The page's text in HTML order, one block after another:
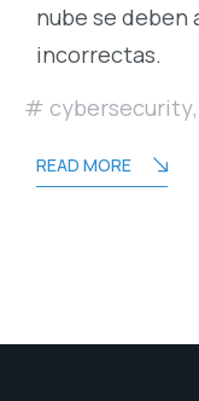
nube se deben
incorrectas.
cybersecurity,
READ MORE